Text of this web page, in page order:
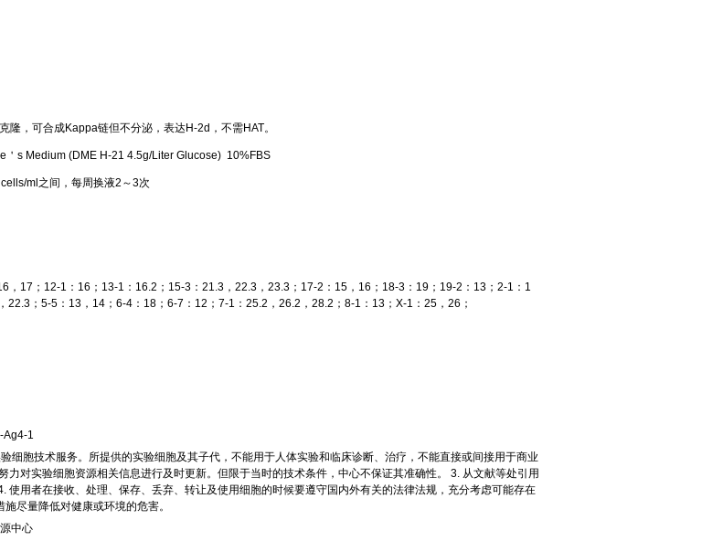
隆，可合成Kappa链但不分泌，表达H-2d，不需HAT。
＇s Medium (DME H-21 4.5g/Liter Glucose) 10%FBS
ml之间，每周换液2～3次
，17；12-1：16；13-1：16.2；15-3：21.3，22.3，23.3；17-2：15，16；18-3：19；19-2：13；2-1：1
22.3；5-5：13，14；6-4：18；6-7：12；7-1：25.2，26.2，28.2；8-1：13；X-1：25，26；
Ag4-1
细胞技术服务。所提供的实验细胞及其子代，不能用于人体实验和临床诊断、治疗，不能直接或间接用于商业
力对实验细胞资源相关信息进行及时更新。但限于当时的技术条件，中心不保证其准确性。 3. 从文献等处引用
使用者在接收、处理、保存、丢弃、转让及使用细胞的时候要遵守国内外有关的法律法规，充分考虑可能存在
尽量降低对健康或环境的危害。
中心